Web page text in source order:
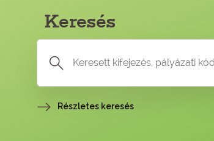
Keresés
Részletes keresés